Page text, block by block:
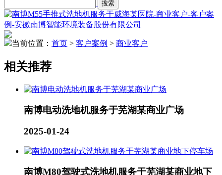
当前位置： 首页 > 客户案例 > 商业客户
相关推荐
南博电动洗地机服务于芜湖某商业广场
2025-01-24
南博M80驾驶式洗地机服务于芜湖某商业地下